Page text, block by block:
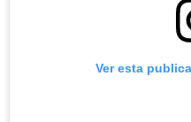
Ver esta